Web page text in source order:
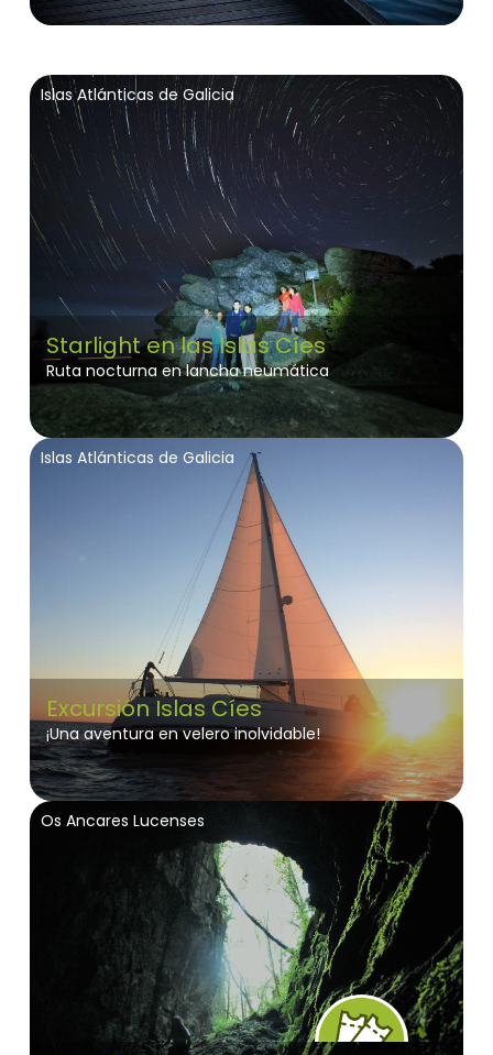
Islas Atlánticas de Galicia
Starlight en las Islas Cíes
Ruta nocturna en lancha neumática
Islas Atlánticas de Galicia
Excursión Islas Cíes
¡Una aventura en velero inolvidable!
Os Ancares Lucenses